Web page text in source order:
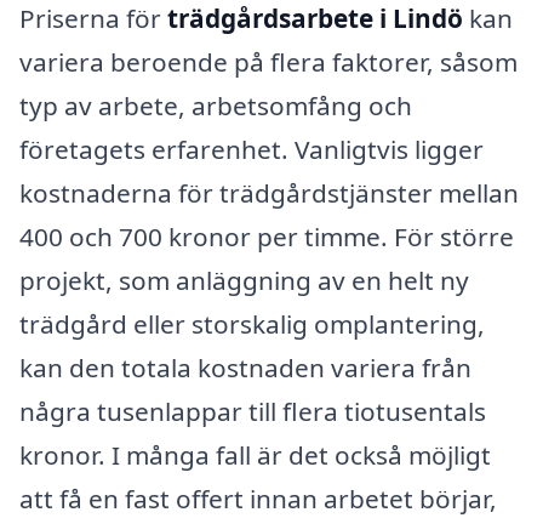
Priserna förträdgårdsarbete i Lindö kan
variera beroende på flera faktorer, såsom
typ av arbete, arbetsomfång och
företagets erfarenhet. Vanligtvis ligger
kostnaderna för trädgårdstjänster mellan
400 och 700 kronor per timme. För större
projekt, som anläggning av en helt ny
trädgård eller storskalig omplantering,
kan den totala kostnaden variera från
några tusenlappar till flera tiotusentals
kronor. I många fall är det också möjligt
att få en fast offert innan arbetet börjar,